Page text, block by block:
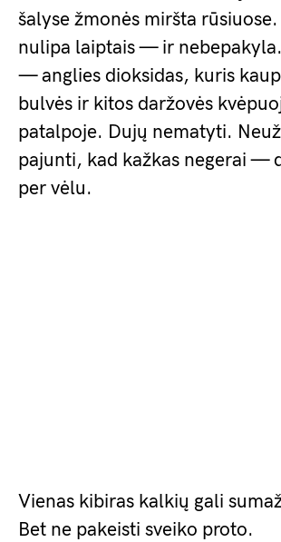
šalyse žmonės miršta
nulipa laiptais — ir
— anglies dioksidas, kuris
bulvės ir kitos daržovės
patalpoje. Dujų nematyti.
pajunti, kad kažkas negerai —
per vėlu.
Vienas kibiras kalkių gali
Bet ne pakeisti sveiko proto.